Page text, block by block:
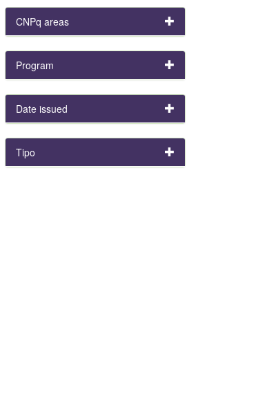
CNPq areas
Program
Date issued
Tipo